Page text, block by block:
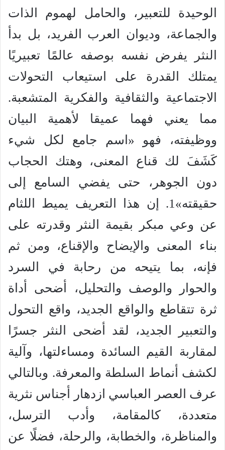
الوحيدة للتعبير، والحامل لهموم الذات
والجماعة، وديوان العرب الفريد، بل بدأ
النثر يفرض نفسه بوصفه عالمًا تعبيريًا
يمتلك القدرة على استيعاب التحولات
الاجتماعية والثقافية والفكرية المتشعبة.
مما يعني فهما عميقا لأهمية البيان
ووظيفته، فهو «اسم جامع لكل شيء
كَشَفَ لك قناع المعنى، وهتك الحجاب
دون الجوهر، حتى يفضي السامع إلى
حقيقته»1. إن هذا التعريف يميط اللثام
عن وعي مبكر بقيمة النثر وقدرته على
بناء المعنى والإيضاح والإقناع، ومن ثم
فإنه، بما يتيحه من رحابة في السرد
والحوار والوصف والتحليل، أضحى أداة
ثرة تتقاطع والواقع الجديد، واقع التحول
والتعبير الجديد، لقد أضحى النثر جسرًا
لمقاربة القيم السائدة ومساءلتها، وآلية
لكشف أنماط السلطة والمعرفة. وبالتالي
عرف العصر العباسي ازدهار أجناس نثرية
متعددة، كالمقامة، وأدب الترسل،
والمناظرة، والخطابة، والرحلة، فضلًا عن